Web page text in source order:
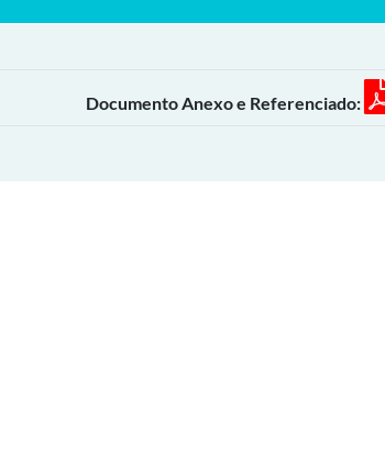
Documento Anexo e Referenciado: